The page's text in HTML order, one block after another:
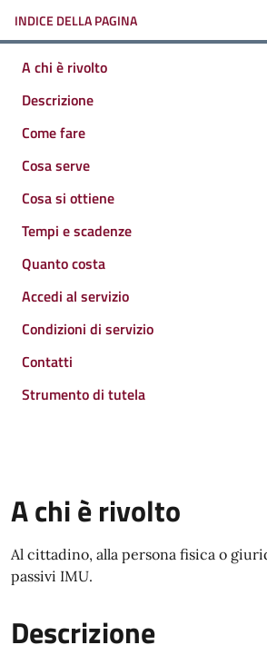
INDICE DELLA PAGINA
A chi è rivolto
Descrizione
Come fare
Cosa serve
Cosa si ottiene
Tempi e scadenze
Quanto costa
Accedi al servizio
Condizioni di servizio
Contatti
Strumento di tutela
A chi è rivolto
Al cittadino, alla persona fisica o
passivi IMU.
Descrizione